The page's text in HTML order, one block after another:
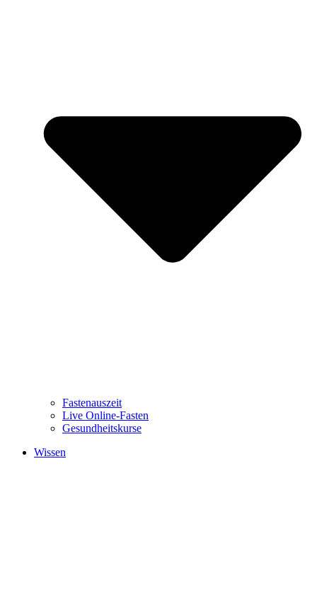
Fastenauszeit
Live Online-Fasten
Gesundheitskurse
Wissen